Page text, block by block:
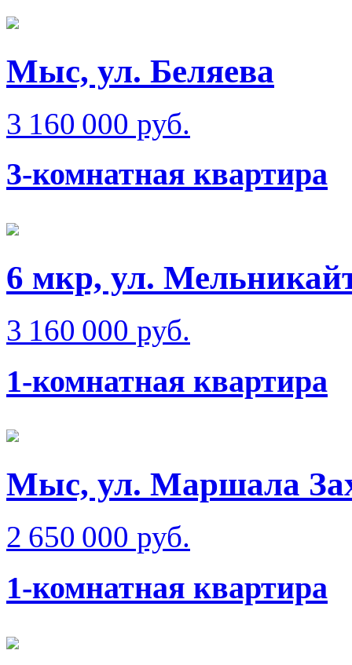
Мыс, ул. Беляева
3 160 000 руб.
3-комнатная квартира
6 мкр, ул.
3 160 000 руб.
1-комнатная квартира
Мыс, ул. Маршала
2 650 000 руб.
1-комнатная квартира